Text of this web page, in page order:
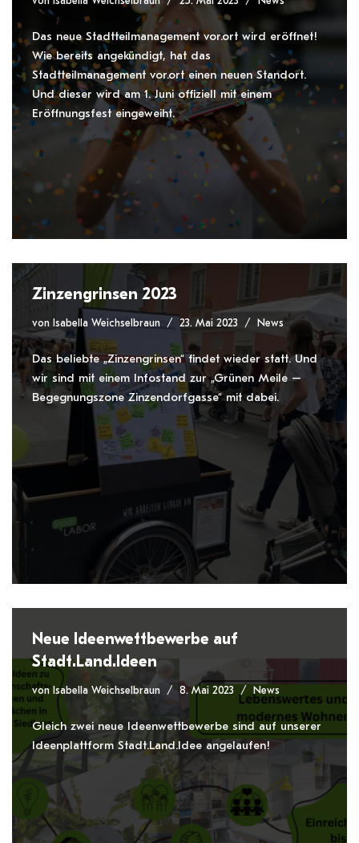
Das neue Stadtteilmanagement vor.ort wird eröffnet!
Wie bereits angekündigt, hat das
Stadtteilmanagement vor.ort einen neuen Standort.
Und dieser wird am 1. Juni offiziell mit einem
Eröffnungsfest eingeweiht.
Zinzengrinsen 2023
von Isabella Weichselbraun 23. Mai 2023 News
Das beliebte „Zinzengrinsen“ findet wieder statt. Und
wir sind mit einem Infostand zur „Grünen Meile –
Begegnungszone Zinzendorfgasse“ mit dabei.
Neue Ideenwettbewerbe auf
Stadt.Land.Ideen
von Isabella Weichselbraun 8. Mai 2023 News
Gleich zwei neue Ideenwettbewerbe sind auf unserer
Ideenplattform Stadt.Land.Idee angelaufen!